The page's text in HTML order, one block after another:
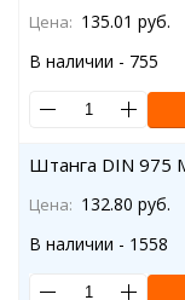
Цена: 135.01 руб.
В наличии - 755
Штанга DIN 975
Цена: 132.80 руб.
В наличии - 1558